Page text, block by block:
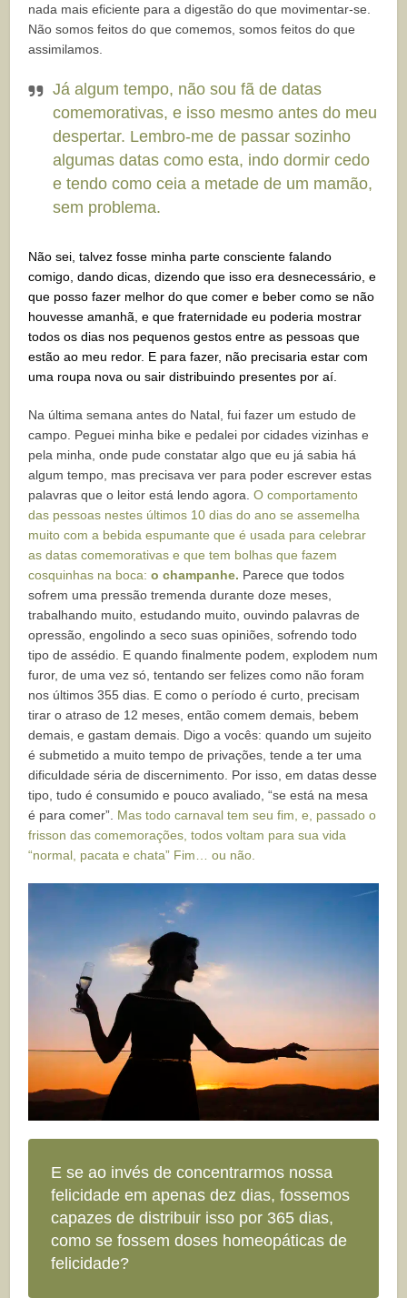
nada mais eficiente para a digestão do que movimentar-se.
Não somos feitos do que comemos, somos feitos do que
assimilamos.
Já algum tempo, não sou fã de datas
comemorativas, e isso mesmo antes do meu
despertar. Lembro-me de passar sozinho
algumas datas como esta, indo dormir cedo
e tendo como ceia a metade de um mamão,
sem problema.
Não sei, talvez fosse minha parte consciente falando
comigo, dando dicas, dizendo que isso era desnecessário, e
que posso fazer melhor do que comer e beber como se não
houvesse amanhã, e que fraternidade eu poderia mostrar
todos os dias nos pequenos gestos entre as pessoas que
estão ao meu redor. E para fazer, não precisaria estar com
uma roupa nova ou sair distribuindo presentes por aí.
Na última semana antes do Natal, fui fazer um estudo de
campo. Peguei minha bike e pedalei por cidades vizinhas e
pela minha, onde pude constatar algo que eu já sabia há
algum tempo, mas precisava ver para poder escrever estas
palavras que o leitor está lendo agora.O comportamento
das pessoas nestes últimos 10 dias do ano se assemelha
muito com a bebida espumante que é usada para celebrar
as datas comemorativas e que tem bolhas que fazem
cosquinhas na boca:o champanhe. Parece que todos
sofrem uma pressão tremenda durante doze meses,
trabalhando muito, estudando muito, ouvindo palavras de
opressão, engolindo a seco suas opiniões, sofrendo todo
tipo de assédio. E quando finalmente podem, explodem num
furor, de uma vez só, tentando ser felizes como não foram
nos últimos 355 dias. E como o período é curto, precisam
tirar o atraso de 12 meses, então comem demais, bebem
demais, e gastam demais. Digo a vocês: quando um sujeito
é submetido a muito tempo de privações, tende a ter uma
dificuldade séria de discernimento. Por isso, em datas desse
tipo, tudo é consumido e pouco avaliado, “se está na mesa
é para comer”. Mas todo carnaval tem seu fim, e, passado o
frisson das comemorações, todos voltam para sua vida
“normal, pacata e chata” Fim… ou não.
E se ao invés de concentrarmos nossa
felicidade em apenas dez dias, fossemos
capazes de distribuir isso por 365 dias,
como se fossem doses homeopáticas de
felicidade?